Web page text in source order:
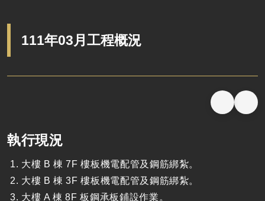
111年03月工程概況
執行現況
大樓 B 棟 7F 樓板機電配管及鋼筋綁紮。
大樓 B 棟 3F 樓板機電配管及鋼筋綁紮。
大樓 A 棟 8F 板鋼承板鋪設作業。